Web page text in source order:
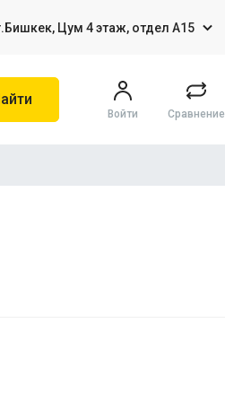
Цум 4 этаж, отдел А15
Войти Сравнение